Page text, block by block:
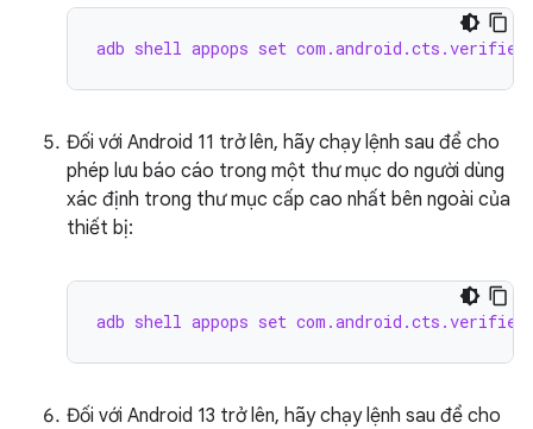
adb shell appops set
Đối với Android 11 trở lên, hãy chạy lệnh sau để cho
phép lưu báo cáo trong một thư mục do người dùng
xác định trong thư mục cấp cao nhất bên ngoài của
thiết bị:
adb shell appops set com.android.cts.verifier
Đối với Android 13 trở lên, hãy chạy lệnh sau để cho